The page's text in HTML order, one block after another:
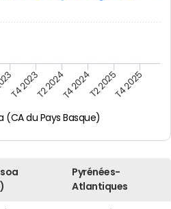
(CA du Pays Basque)
T4 2023T2 2024T4 2024T2 2025T4 2025
Pyrénées-
Atlantiques